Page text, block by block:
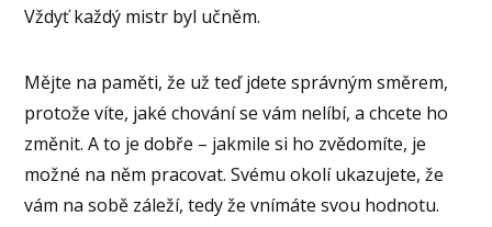
Vždyť každý mistr byl učněm.
Mějte na paměti, že už teď jdete správným směrem,
protože víte, jaké chování se vám nelíbí, a chcete ho
změnit. A to je dobře – jakmile si ho zvědomíte, je
možné na něm pracovat. Svému okolí ukazujete, že
vám na sobě záleží, tedy že vnímáte svou hodnotu.